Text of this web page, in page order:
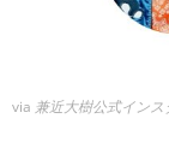
via 兼近大樹公式イン